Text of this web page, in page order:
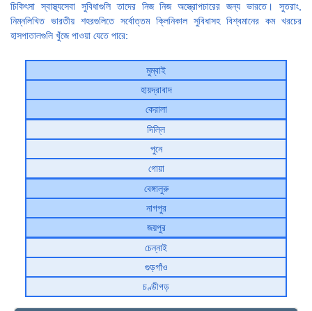
চিকিৎসা স্বাস্থ্যসেবা সুবিধাগুলি তাদের নিজ নিজ অস্ত্রোপচারের জন্য ভারতে। সুতরাং,
নিম্নলিখিত ভারতীয় শহরগুলিতে সর্বোত্তম ক্লিনিকাল সুবিধাসহ বিশ্বমানের কম খরচের
হাসপাতালগুলি খুঁজে পাওয়া যেতে পারে:
মুম্বাই
হায়দ্রাবাদ
কেরালা
দিল্লি
পুনে
গোয়া
বেঙ্গালুরু
নাগপুর
জয়পুর
চেন্নাই
গুড়গাঁও
চণ্ডীগড়